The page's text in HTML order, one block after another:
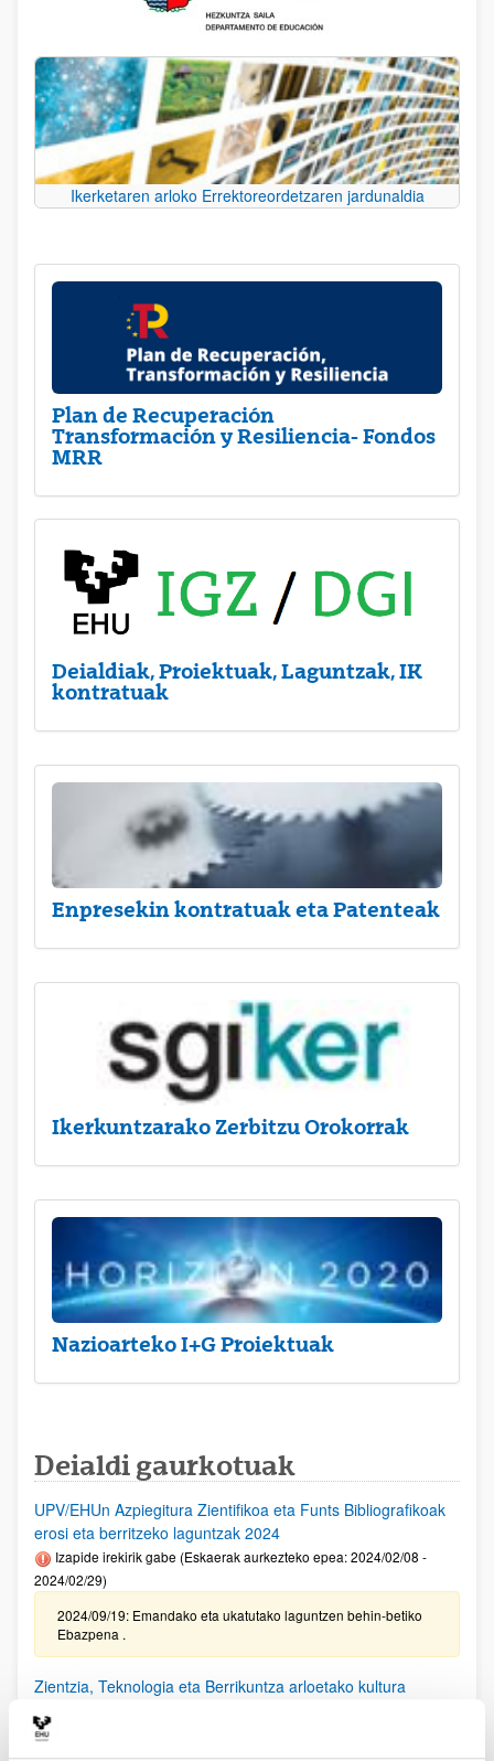
Ikerketaren arloko Errektoreordetzaren jardunaldia
Plan de Recuperación
Transformación y Resiliencia- Fondos
MRR
Deialdiak, Proiektuak, Laguntzak, IK
kontratuak
Enpresekin kontratuak eta Patenteak
Ikerkuntzarako Zerbitzu Orokorrak
Nazioarteko I+G Proiektuak
Deialdi gaurkotuak
UPV/EHUn Azpiegitura Zientifikoa eta Funts Bibliografikoak
erosi eta berritzeko laguntzak 2024
Izapide irekirik gabe (Eskaerak aurkezteko epea: 2024/02/08 -
2024/02/29)
2024/09/19: Emandako eta ukatutako laguntzen behin-betiko
Ebazpena .
Zientzia, Teknologia eta Berrikuntza arloetako kultura